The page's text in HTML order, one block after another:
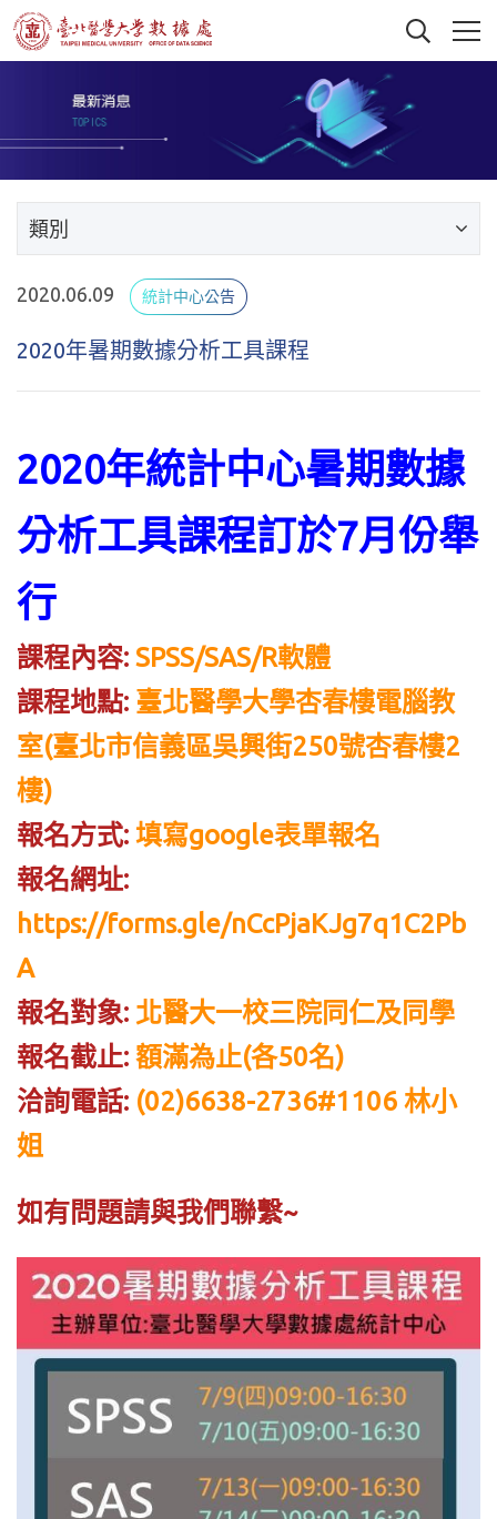
類別
2020.06.09 統計中心公告
2020年暑期數據分析工具課程
2020年統計中心暑期數據
分析工具課程訂於7月份舉
行
課程內容: SPSS/SAS/R軟體
課程地點: 臺北醫學大學杏春樓電腦教
室(臺北市信義區吳興街250號杏春樓2
樓)
報名方式: 填寫google表單報名
報名網址:
https://forms.gle/nCcPjaKJg7q1C2Pb
A
報名對象: 北醫大一校三院同仁及同學
報名截止: 額滿為止(各50名)
洽詢電話: (02)6638-2736#1106 林小
姐
如有問題請與我們聯繫~